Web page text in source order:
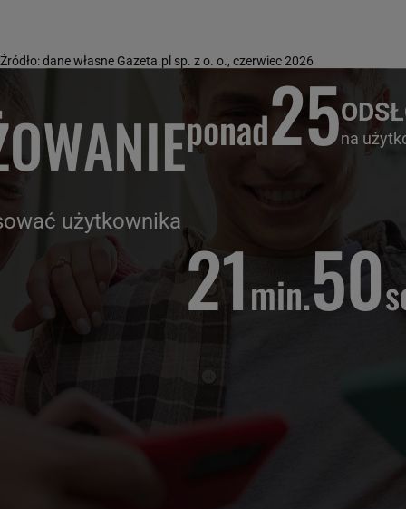
Źródło: dane własne Gazeta.pl sp. z o. o., czerwiec 2026
użytkownika
ponad25na
21min.50